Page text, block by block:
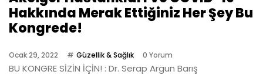
Hakkında Merak Ettiğiniz Her Şey Bu
Kongrede!
Ocak 29, 2022 Güzellik & Sağlık 0 Yorum
BU KONGRE SİZİN İÇİN! : Dr. Serap Argun Barış